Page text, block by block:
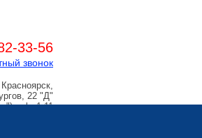
33-56
звонок
Красноярск,
22 "Д"
оф. 1.11